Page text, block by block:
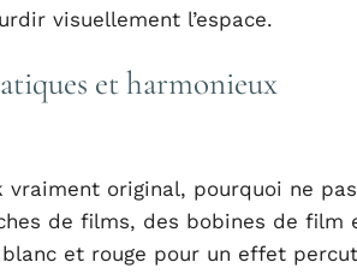
visuellement l’espace.
et harmonieux
vraiment original, pourquoi ne
de films, des bobines de film
et rouge pour un effet